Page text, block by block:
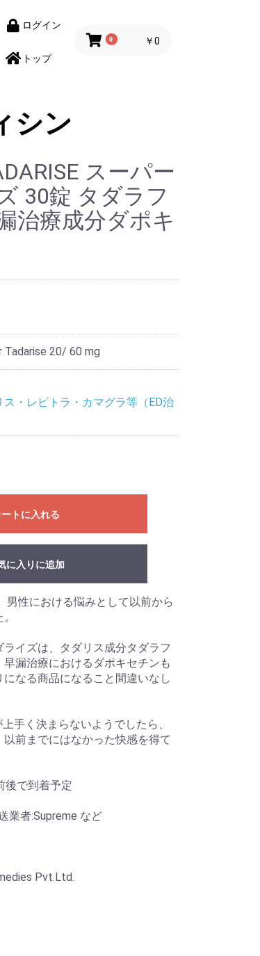
ログイン
トップ
0 ￥0
シン
スーパー
30錠 タダラフ
治療成分ダポキ
Tadarise 20/ 60 mg
・レビトラ・カマグラ等（ED治
ートに入れる
に入りに追加
男性における悩みとして以前から
イズは、タダリス成分タダラフ
早漏治療におけるダポキセチンも
なる商品になること間違いなし
手く決まらないようでしたら、
前までにはなかった快感を得て
後で到着予定
者:Supreme など
Pvt.Ltd.